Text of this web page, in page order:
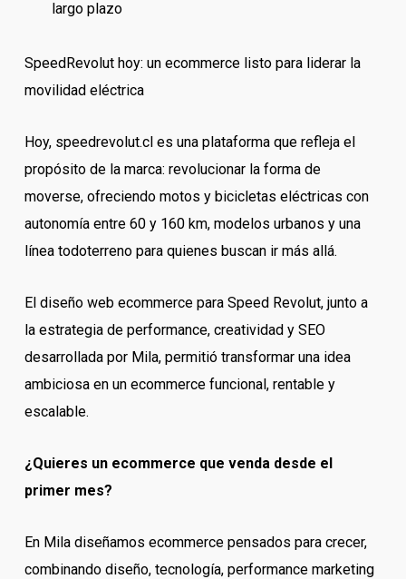
largo plazo
SpeedRevolut hoy: un ecommerce listo para liderar la
movilidad eléctrica
Hoy, speedrevolut.cl es una plataforma que refleja el
propósito de la marca: revolucionar la forma de
moverse, ofreciendo motos y bicicletas eléctricas con
autonomía entre 60 y 160 km, modelos urbanos y una
línea todoterreno para quienes buscan ir más allá.
El diseño web ecommerce para Speed Revolut, junto a
la estrategia de performance, creatividad y SEO
desarrollada por Mila, permitió transformar una idea
ambiciosa en un ecommerce funcional, rentable y
escalable.
¿Quieres un ecommerce que venda desde el
primer mes?
En Mila diseñamos ecommerce pensados para crecer,
combinando diseño, tecnología, performance marketing